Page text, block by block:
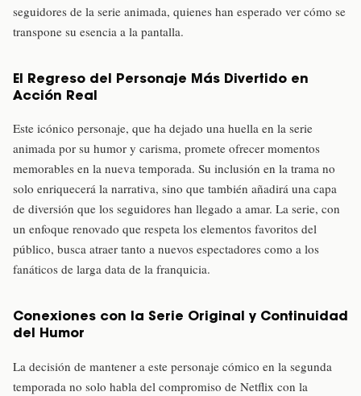
seguidores de la serie animada, quienes han esperado ver cómo se
transpone su esencia a la pantalla.
El Regreso del Personaje Más Divertido en
Acción Real
Este icónico personaje, que ha dejado una huella en la serie
animada por su humor y carisma, promete ofrecer momentos
memorables en la nueva temporada. Su inclusión en la trama no
solo enriquecerá la narrativa, sino que también añadirá una capa
de diversión que los seguidores han llegado a amar. La serie, con
un enfoque renovado que respeta los elementos favoritos del
público, busca atraer tanto a nuevos espectadores como a los
fanáticos de larga data de la franquicia.
Conexiones con la Serie Original y Continuidad
del Humor
La decisión de mantener a este personaje cómico en la segunda
temporada no solo habla del compromiso de Netflix con la